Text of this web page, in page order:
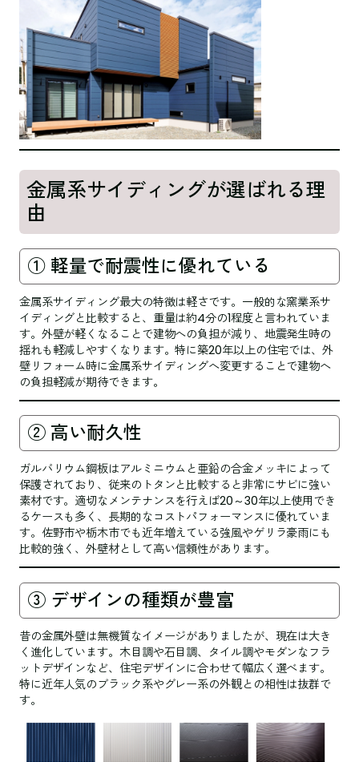
金属系サイディングが選ばれる理
由
① 軽量で耐震性に優れている
金属系サイディング最大の特徴は軽さです。一般的な窯業系サ
イディングと比較すると、重量は約4分の1程度と言われていま
す。外壁が軽くなることで建物への負担が減り、地震発生時の
揺れも軽減しやすくなります。特に築20年以上の住宅では、外
壁リフォーム時に金属系サイディングへ変更することで建物へ
の負担軽減が期待できます。
② 高い耐久性
ガルバリウム鋼板はアルミニウムと亜鉛の合金メッキによって
保護されており、従来のトタンと比較すると非常にサビに強い
素材です。適切なメンテナンスを行えば20～30年以上使用でき
るケースも多く、長期的なコストパフォーマンスに優れていま
す。佐野市や栃木市でも近年増えている強風やゲリラ豪雨にも
比較的強く、外壁材として高い信頼性があります。
③ デザインの種類が豊富
昔の金属外壁は無機質なイメージがありましたが、現在は大き
く進化しています。木目調や石目調、タイル調やモダンなフラ
ットデザインなど、住宅デザインに合わせて幅広く選べます。
特に近年人気のブラック系やグレー系の外観との相性は抜群で
す。